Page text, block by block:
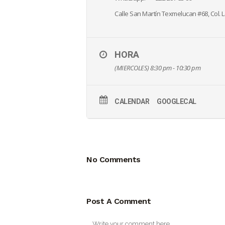
Calle San Martín Texmelucan #68, Col.
HORA
(MIERCOLES) 8:30 pm - 10:30 pm
CALENDAR GOOGLECAL
No Comments
Post A Comment